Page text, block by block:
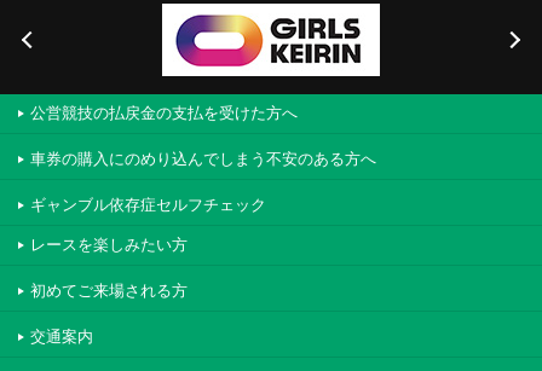
公営競技の払戻金の支払を受けた方へ
車券の購入にのめり込んでしまう不安のある方へ
ギャンブル依存症セルフチェック
レースを楽しみたい方
初めてご来場される方
交通案内